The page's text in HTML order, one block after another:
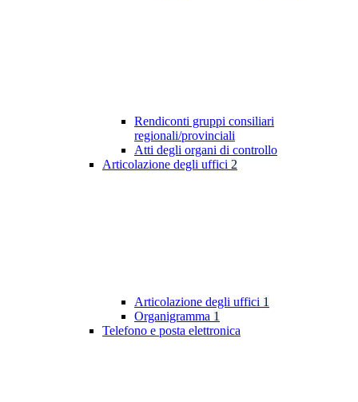
Rendiconti gruppi consiliari
regionali/provinciali
Atti degli organi di controllo
Articolazione degli uffici 2
Articolazione degli uffici 1
Organigramma 1
Telefono e posta elettronica